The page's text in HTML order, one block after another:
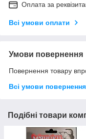
Оплата за
Всі умови оплати
Умови повернення
Повернення товару
Всі умови повернення
Подібні товари